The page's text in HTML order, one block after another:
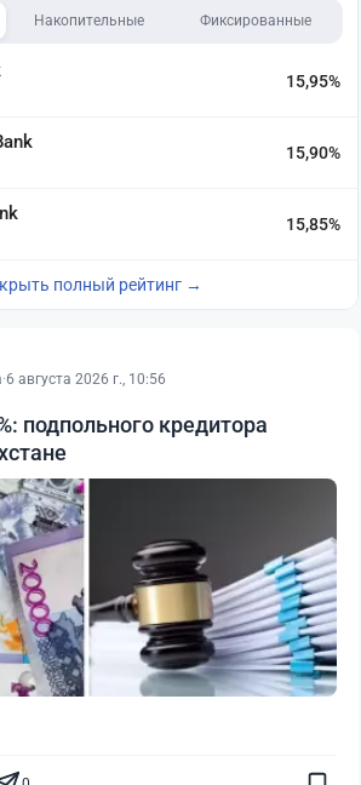
Накопительные Фиксированные
15,95%
15,90%
15,85%
полный рейтинг →
·6 августа 2026 г., 10:56
подпольного кредитора